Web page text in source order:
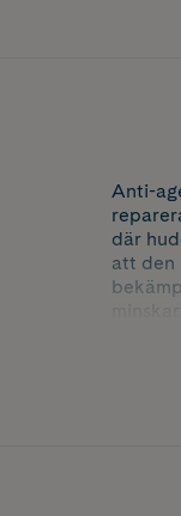
Anti-
där
att den